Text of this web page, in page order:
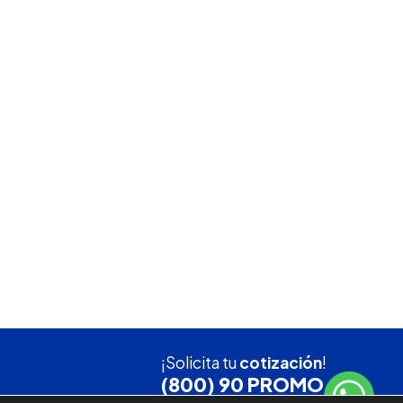
¡Solicita tucotización!
(800) 90 PROMO